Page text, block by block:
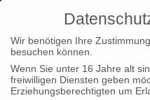
Home Type|News
Wir benötigen Ihre
besuchen können.
Wenn Sie unter 16 Jahre alt
freiwilligen Diensten geben
Erziehungsberechtigten um